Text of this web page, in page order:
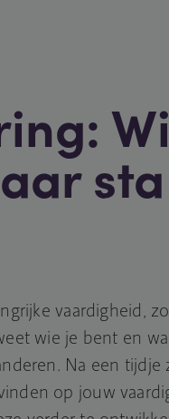
vaardigheid,
wie je bent en
Na een tijdje
op jouw